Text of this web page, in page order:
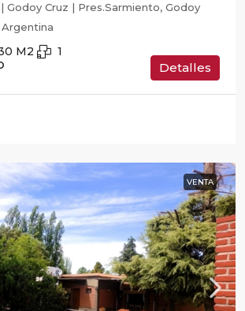
Godoy Cruz | Pres.Sarmiento, Godoy
M2 1
Detalles
VENTA